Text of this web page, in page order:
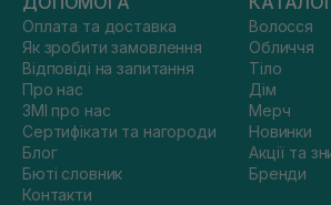
Оплата та доставка
Як зробити замовлення
Відповіді на запитання
Про нас
ЗМІ про нас
Сертифікати та нагороди
Блог
Бюті словник
Контакти
Волосся
Обличчя
Тіло
Дім
Мерч
Новинки
Акції та
Бренди